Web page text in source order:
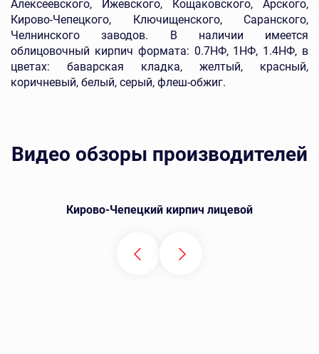
Алексеевского, Ижевского, Кощаковского, Арского,
Кирово-Чепецкого, Ключищенского, Саранского,
Челнинского заводов. В наличии имеется
облицовочный кирпич формата: 0.7НФ, 1НФ, 1.4НФ, в
цветах: баварская кладка, желтый, красный,
коричневый, белый, серый, флеш-обжиг.
Видео обзоры производителей
Кирово-Чепецкий кирпич лицевой